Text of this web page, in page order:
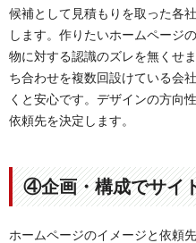
候補として見積もりを取った各
します。作りたいホームページ
物に対する認識のズレを無くせ
ち合わせを複数回設けている会
くと安心です。デザインの方向
依頼先を決定します。
④企画・構成でサイ
ホームページのイメージと依頼